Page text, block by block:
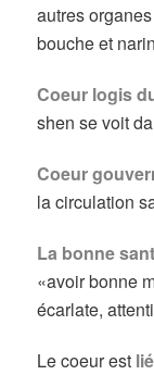
autres
bouche et
Coeur logis
shen se voit
Coeur
la circulation
La bonne
«avoir bonne
écarlate,
Le coeur est